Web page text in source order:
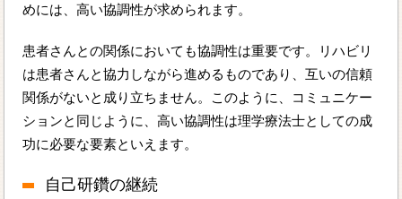
めには、高い協調性が求められます。
患者さんとの関係においても協調性は重要です。リハビリ
は患者さんと協力しながら進めるものであり、互いの信頼
関係がないと成り立ちません。このように、コミュニケー
ションと同じように、高い協調性は理学療法士としての成
功に必要な要素といえます。
自己研鑽の継続